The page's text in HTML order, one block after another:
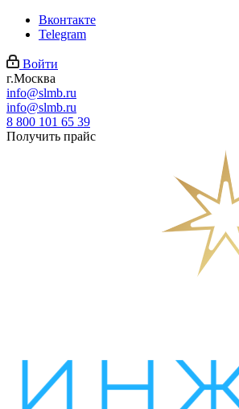
Вконтакте
Telegram
Войти
г.Москва
info@slmb.ru
info@slmb.ru
8 800 101 65 39
Получить прайс